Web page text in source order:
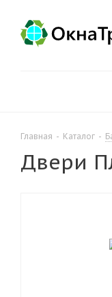
Главная - Каталог -
Двери